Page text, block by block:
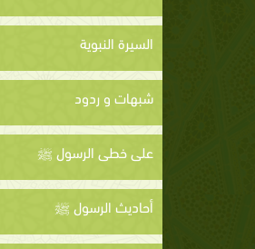
السيرة النبوية
شبهات و ردود
على خطى الرسول ﷺ
أحاديث الرسول ﷺ